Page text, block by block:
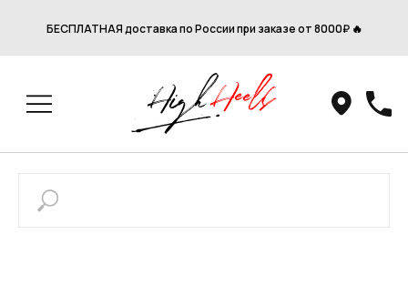
БЕСПЛАТНАЯ доставка по России при заказе от 8000₽ 🔥